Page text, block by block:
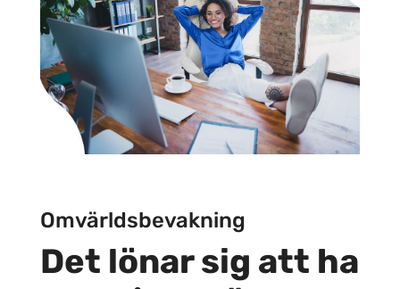
Omvärldsbevakning
Det lönar sig att ha